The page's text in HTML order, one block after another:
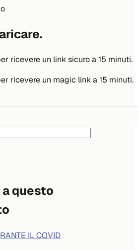
ricevere un link sicuro a 15 minuti.
ricevere un magic link a 15 minuti.
questo
IL COVID